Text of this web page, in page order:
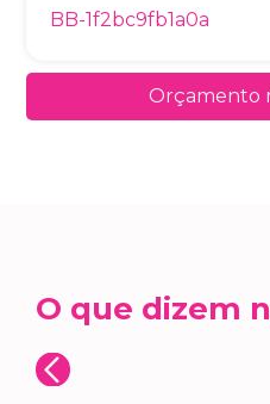
BB-1f2bc9fb1a0a
Orçamento
O que dizem